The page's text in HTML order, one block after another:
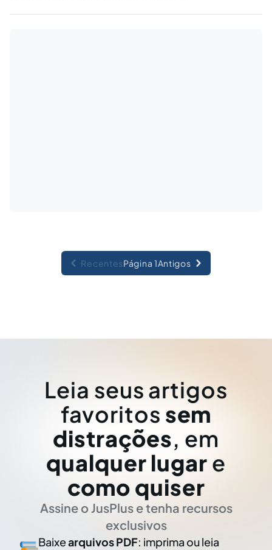
documentar por escrito referidos atos,
RecentesPágina 1Antigos
Leia seus artigos
favoritos sem
distrações, em
qualquer lugar e
como quiser
Assine o JusPlus e tenha recursos
exclusivos
Baixearquivos PDF: imprima ou leia